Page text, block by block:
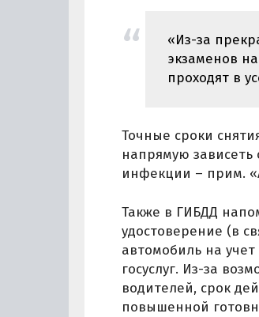
«Из-за
экзаменов
проходят в
Точные сроки
напрямую
инфекции – прим.
Также в ГИБДД
удостоверение (в
автомобиль на
госуслуг. Из-за
водителей, срок
повышенной